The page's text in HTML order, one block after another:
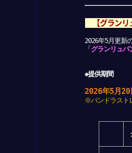
【グランリ
2026年5月更新
「グランリュバ
◆提供期間
2026年5月
※パンドラスト